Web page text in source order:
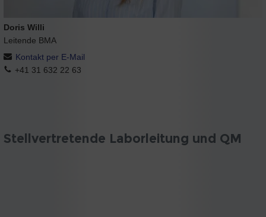
Doris Willi
Leitende BMA
Kontakt per E-Mail
+41 31 632 22 63
Stellvertretende Laborleitung und QM